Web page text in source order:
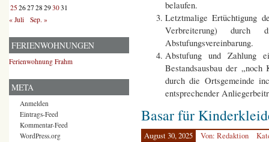
belaufen.
Letztmalige Ertüchtigung
Verbreiterung) durch
Abstufungsvereinbarung.
Abstufung und Zahlung
Bestandsausbau der
durch die Ortsgemeinde
entsprechender
Basar für
August 30, 2025 Von: Redaktion
25 2627 28 293031
« Juli
Sep. »
FERIENWOHNUNGEN
Ferienwohnung Frahm
META
Anmelden
Eintrags-Feed
Kommentar-Feed
WordPress.org